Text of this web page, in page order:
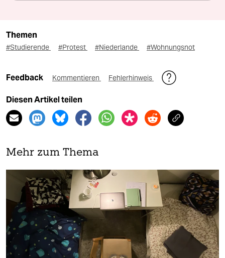
Themen
#Studierende #Protest #Niederlande #Wohnungsnot
Feedback Kommentieren Fehlerhinweis
Diesen Artikel teilen
Mehr zum Thema